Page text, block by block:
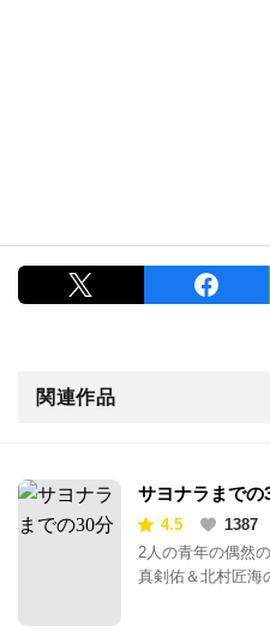
関連作品
サヨナラまでの
4.5
1387
2人の青年の偶然
真剣佑＆北村匠海